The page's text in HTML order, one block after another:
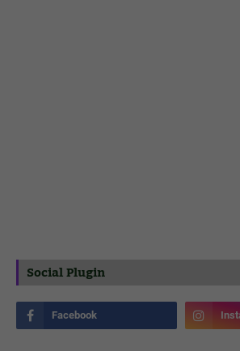
Social Plugin